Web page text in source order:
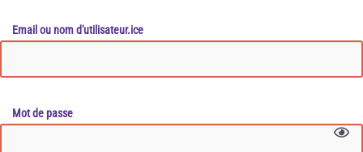
Email ou nom d'utilisateur.ice
Mot de passe